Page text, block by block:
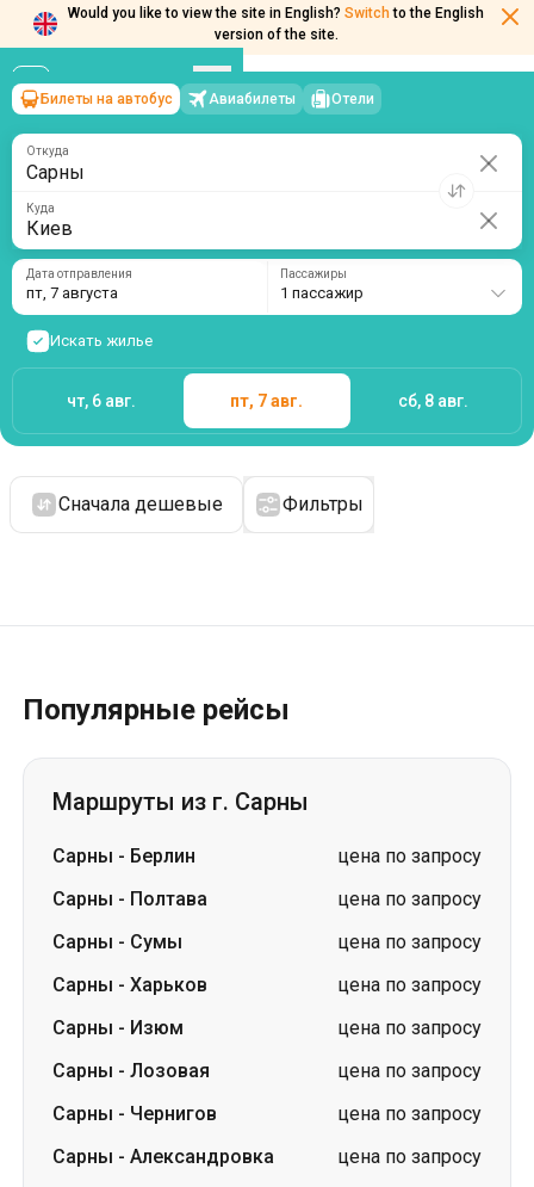
Would you like to view the site in English? Switch to the English
version of the site.
Сарны →Киев
пт, 7 августа/1 пассажир
Билеты на автобус Авиабилеты Отели
Откуда
Куда
Дата отправления
пт, 7 августа
Пассажиры
1 пассажир
Искать жилье
чт, 6 авг. пт, 7 авг. сб, 8 авг.
Сначала дешевые Фильтры
Популярные рейсы
Маршруты из г. Сарны
Сарны - Берлин
цена по запросу
Сарны - Полтава
цена по запросу
Сарны - Сумы
цена по запросу
Сарны - Харьков
цена по запросу
Сарны - Изюм
цена по запросу
Сарны - Лозовая
цена по запросу
Сарны - Чернигов
цена по запросу
Сарны - Александровка
цена по запросу